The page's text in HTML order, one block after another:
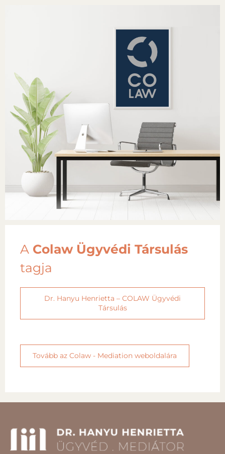
A Colaw Ügyvédi Társulás
tagja
Dr. Hanyu Henrietta – COLAW Ügyvédi
Társulás
Tovább az Colaw - Mediation weboldalára